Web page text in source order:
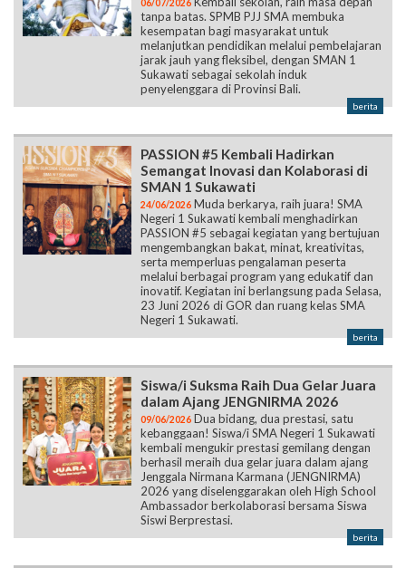
06/07/2026
tanpa batas. SPMB PJJ SMA membuka
kesempatan bagi masyarakat untuk
melanjutkan pendidikan melalui pembelajaran
jarak jauh yang fleksibel, dengan SMAN 1
Sukawati sebagai sekolah induk
penyelenggara di Provinsi Bali.
berita
PASSION #5 Kembali Hadirkan
Semangat Inovasi dan Kolaborasi di
SMAN 1 Sukawati
24/06/2026 Muda berkarya, raih juara! SMA
Negeri 1 Sukawati kembali menghadirkan
PASSION #5 sebagai kegiatan yang bertujuan
mengembangkan bakat, minat, kreativitas,
serta memperluas pengalaman peserta
melalui berbagai program yang edukatif dan
inovatif. Kegiatan ini berlangsung pada Selasa,
23 Juni 2026 di GOR dan ruang kelas SMA
Negeri 1 Sukawati.
berita
Siswa/i Suksma Raih Dua Gelar Juara
dalam Ajang JENGNIRMA 2026
09/06/2026 Dua bidang, dua prestasi, satu
kebanggaan! Siswa/i SMA Negeri 1 Sukawati
kembali mengukir prestasi gemilang dengan
berhasil meraih dua gelar juara dalam ajang
Jenggala Nirmana Karmana (JENGNIRMA)
2026 yang diselenggarakan oleh High School
Ambassador berkolaborasi bersama Siswa
Siswi Berprestasi.
berita